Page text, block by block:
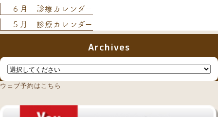
６月 診療カレンダー
５月 診療カレンダー
Archives
ウェブ予約はこちら